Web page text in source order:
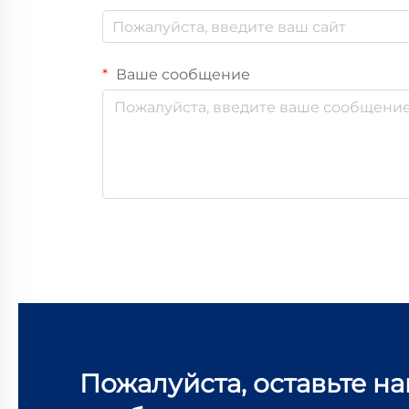
Ваше сообщение
Пожалуйста, оставьте